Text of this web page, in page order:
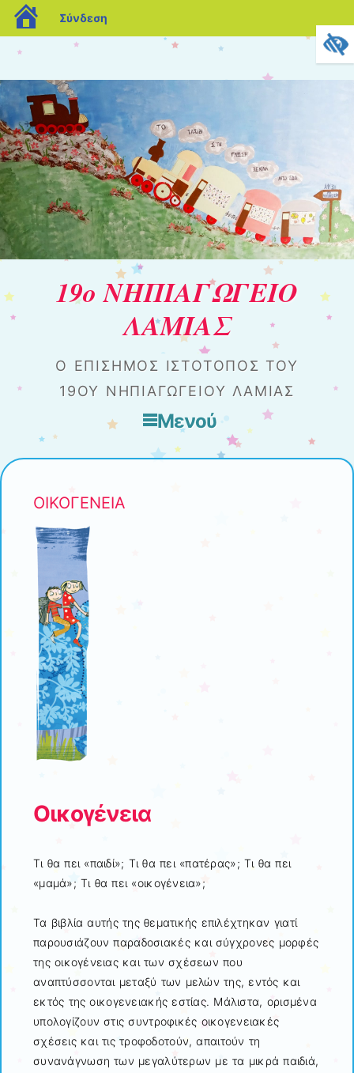
blogs.sch.gr
Σύνδεση
19ο ΝΗΠΙΑΓΩΓΕΙΟ
ΛΑΜΙΑΣ
Ο ΕΠΊΣΗΜΟΣ ΙΣΤΌΤΟΠΟΣ ΤΟΥ
19ΟΥ ΝΗΠΙΑΓΩΓΕΊΟΥ ΛΑΜΊΑΣ
Μενού
ΟΙΚΟΓΕΝΕΙΑ
Οικογένεια
Τι θα πει «παιδί»; Τι θα πει «πατέρας»; Τι θα πει
«μαμά»; Τι θα πει «οικογένεια»;
Τα βιβλία αυτής της θεματικής επιλέχτηκαν γιατί
παρουσιάζουν παραδοσιακές και σύγχρονες μορφές
της οικογένειας και των σχέσεων που
αναπτύσσονται μεταξύ των μελών της, εντός και
εκτός της οικογενειακής εστίας. Μάλιστα, ορισμένα
υπολογίζουν στις συντροφικές οικογενειακές
σχέσεις και τις τροφοδοτούν, απαιτούν τη
συνανάγνωση των μεγαλύτερων με τα μικρά παιδιά,